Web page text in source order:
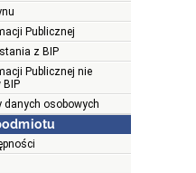
Publicznej
z BIP
Publicznej nie
BIP
danych osobowych